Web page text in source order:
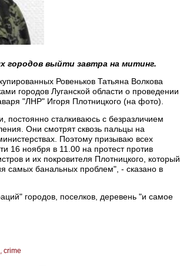
городов выйти завтра на митинг.
Ровеньков Татьяна Волкова
городов Луганской области о проведении
"ЛНР" Игоря Плотницкого (на фото).
постоянно сталкиваюсь с безразличием
Они смотрят сквозь пальцы на
Поэтому призываю всех
16 ноября в 11.00 на протест против
и их покровителя Плотницкого, который
самых банальных проблем", - сказано в
городов, поселков, деревень "и самое
crime